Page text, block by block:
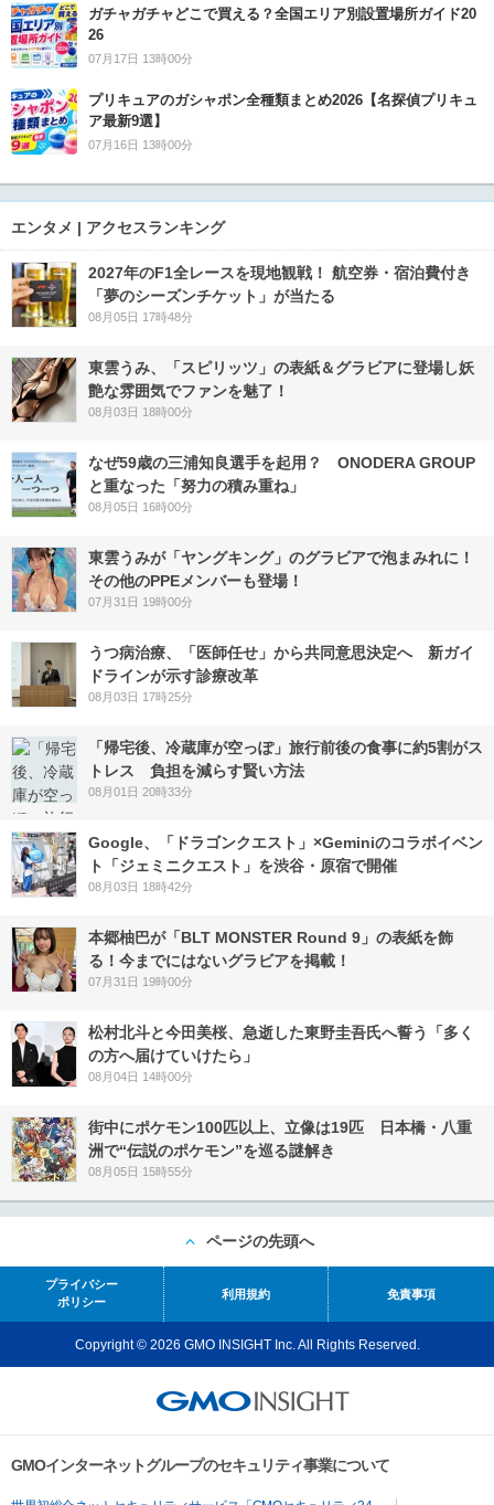
ガチャガチャどこで買える？全国エリア別設置場所ガイド20
26
07月17日 13時00分
プリキュアのガシャポン全種類まとめ2026【名探偵プリキュ
ア最新9選】
07月16日 13時00分
エンタメ | アクセスランキング
2027年のF1全レースを現地観戦！ 航空券・宿泊費付き
「夢のシーズンチケット」が当たる
08月05日 17時48分
東雲うみ、「スピリッツ」の表紙＆グラビアに登場し妖
艶な雰囲気でファンを魅了！
08月03日 18時00分
なぜ59歳の三浦知良選手を起用？ ONODERA GROUP
と重なった「努力の積み重ね」
08月05日 16時00分
東雲うみが「ヤングキング」のグラビアで泡まみれに！
その他のPPEメンバーも登場！
07月31日 19時00分
うつ病治療、「医師任せ」から共同意思決定へ 新ガイ
ドラインが示す診療改革
08月03日 17時25分
「帰宅後、冷蔵庫が空っぽ」旅行前後の食事に約5割がス
トレス 負担を減らす賢い方法
08月01日 20時33分
Google、「ドラゴンクエスト」×Geminiのコラボイベン
ト「ジェミニクエスト」を渋谷・原宿で開催
08月03日 18時42分
本郷柚巴が「BLT MONSTER Round 9」の表紙を飾
る！今までにはないグラビアを掲載！
07月31日 19時00分
松村北斗と今田美桜、急逝した東野圭吾氏へ誓う「多く
の方へ届けていけたら」
08月04日 14時00分
街中にポケモン100匹以上、立像は19匹 日本橋・八重
洲で“伝説のポケモン”を巡る謎解き
08月05日 15時55分
ページの先頭へ
プライバシー
ポリシー
利用規約 免責事項
Copyright © 2026 GMO INSIGHT Inc. All Rights Reserved.
GMOインターネットグループのセキュリティ事業について